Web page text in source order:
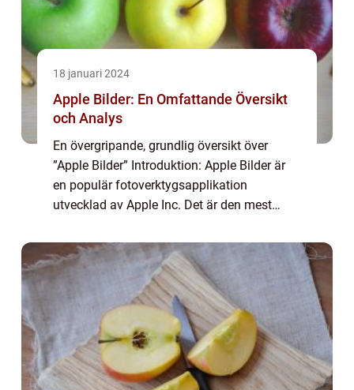
18 januari 2024
Apple Bilder: En Omfattande Översikt
och Analys
En övergripande, grundlig översikt över
”Apple Bilder” Introduktion: Apple Bilder är
en populär fotoverktygsapplikation
utvecklad av Apple Inc. Det är den mest
iPad- och Mac-användare och erbjuder e...